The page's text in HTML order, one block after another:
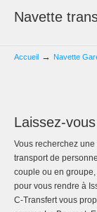
Navette
Accueil → Navette
Laissez-
Vous recherchez
transport de
couple ou en
pour vous rendre à
C-Transfert vous